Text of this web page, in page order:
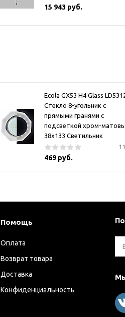
15 943 руб.
Ecola GX53 H4 Glass
Стекло 8-угольник с
прямыми гранями с
подсветкой хром-
38x133 Светильник
469 руб.
Помощь
Оплата
Возврат товара
Доставка
Конфиденциальность